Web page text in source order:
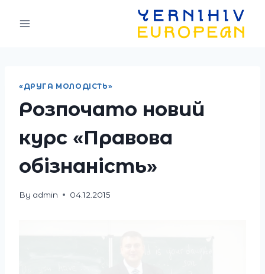
«ДРУГА МОЛОДІСТЬ»
Розпочато новий
курс «Правова
обізнаність»
By admin 04.12.2015